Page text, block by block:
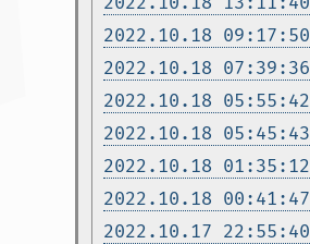
2022.10.18 09:17:50
2022.10.18 07:39:36
2022.10.18 05:55:42
2022.10.18 05:45:43
2022.10.18 01:35:12
2022.10.18 00:41:47
2022.10.17 22:55:40